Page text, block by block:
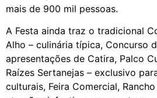
mais de 900 mil pessoas.
A Festa ainda traz o tradicional
Alho – culinária típica, Concurso
apresentações de Catira, Palco
Raízes Sertanejas – exclusivo
culturais, Feira Comercial,